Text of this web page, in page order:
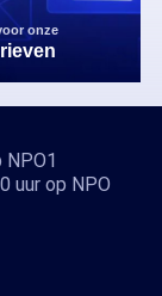
onze
uur op NPO